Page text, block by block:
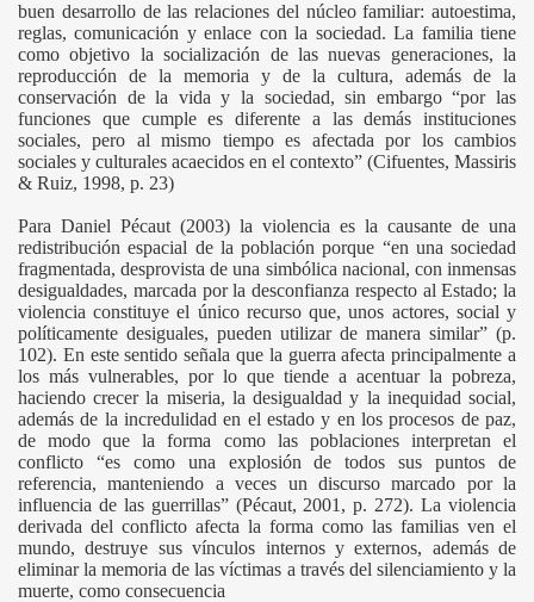
buen desarrollo de las relaciones del núcleo familiar: autoestima,
reglas, comunicación y enlace con la sociedad. La familia tiene
como objetivo la socialización de las nuevas generaciones, la
reproducción de la memoria y de la cultura, además de la
conservación de la vida y la sociedad, sin embargo “por las
funciones que cumple es diferente a las demás instituciones
sociales, pero al mismo tiempo es afectada por los cambios
sociales y culturales acaecidos en el contexto” (Cifuentes, Massiris
& Ruiz, 1998, p. 23)
Para Daniel Pécaut (2003) la violencia es la causante de una
redistribución espacial de la población porque “en una sociedad
fragmentada, desprovista de una simbólica nacional, con inmensas
desigualdades, marcada por la desconfianza respecto al Estado; la
violencia constituye el único recurso que, unos actores, social y
políticamente desiguales, pueden utilizar de manera similar” (p.
102). En este sentido señala que la guerra afecta principalmente a
los más vulnerables, por lo que tiende a acentuar la pobreza,
haciendo crecer la miseria, la desigualdad y la inequidad social,
además de la incredulidad en el estado y en los procesos de paz,
de modo que la forma como las poblaciones interpretan el
conflicto “es como una explosión de todos sus puntos de
referencia, manteniendo a veces un discurso marcado por la
influencia de las guerrillas” (Pécaut, 2001, p. 272). La violencia
derivada del conflicto afecta la forma como las familias ven el
mundo, destruye sus vínculos internos y externos, además de
eliminar la memoria de las víctimas a través del silenciamiento y la
muerte, como consecuencia